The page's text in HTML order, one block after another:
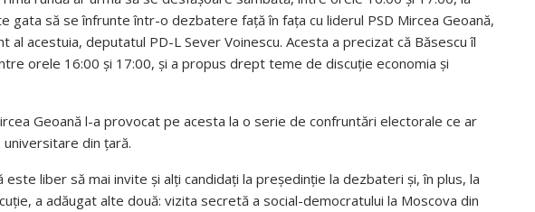
gata să se înfrunte într-o dezbatere faţă în faţa cu liderul PSD Mircea Geoană,
al acestuia, deputatul PD-L Sever Voinescu. Acesta a precizat că Băsescu îl
orele 16:00 şi 17:00, şi a propus drept teme de discuţie economia şi
Geoană l-a provocat pe acesta la o serie de confruntări electorale ce ar
din ţară.
este liber să mai invite şi alţi candidaţi la preşedinţie la dezbateri şi, în plus, la
a adăugat alte două: vizita secretă a social-democratului la Moscova din